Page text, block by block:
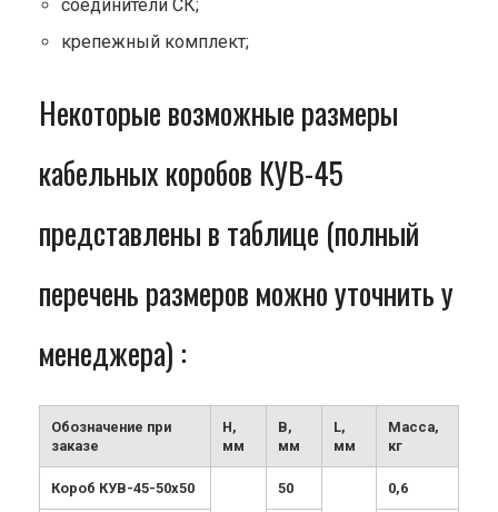
соединители СК;
крепежный комплект;
Некоторые возможные размеры
кабельных коробов КУВ-45
представлены в таблице (полный
перечень размеров можно уточнить у
менеджера) :
Обозначение при
заказе
H,
мм
B,
мм
L,
мм
Масса,
кг
Короб КУВ-45-50х50
50
0,6